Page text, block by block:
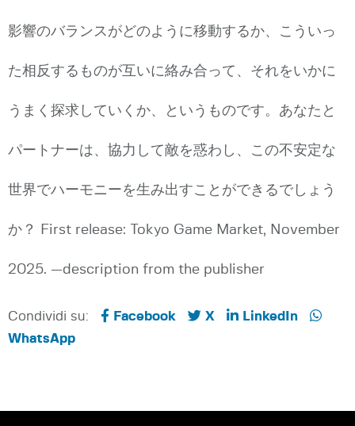
影響のバランスがどのように移動するか、こういっ
た相反するものが互いに絡み合って、それをいかに
うまく探求していくか、というものです。あなたと
パートナーは、協力して敵を惑わし、この不安定な
世界でハーモニーを生み出すことができるでしょう
か？ First release: Tokyo Game Market, November
2025. —description from the publisher
Condividi su: Facebook X
LinkedIn
WhatsApp